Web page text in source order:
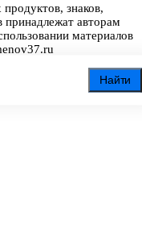
Найти
знаков,
принадлежат авторам
материалов